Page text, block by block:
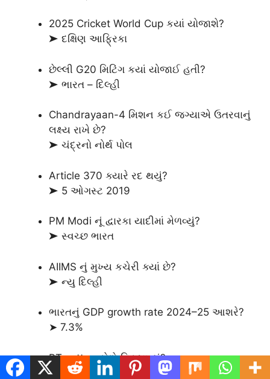
2025 Cricket World Cup કયાં યોજાશે?
➤ દક્ષિણ આફ્રિકા
છેલ્લી G20 મિટિંગ કયાં યોજાઈ હતી?
➤ ભારત – દિલ્હી
Chandrayaan-4 મિશન કઈ જગ્યાએ ઉતરવાનું
લક્ષ્ય રાખે છે?
➤ ચંદ્રનો નોર્થ પોલ
Article 370 ક્યારે રદ થયું?
➤ 5 ઓગસ્ટ 2019
PM Modi નૂં દ્વારકા યાદીમાં મેળવ્યું?
➤ સ્વચ્છ ભારત
AIIMS નું મુખ્ય કચેરી ક્યાં છે?
➤ ન્યુ દિલ્હી
ભારતનું GDP growth rate 2024–25 આશરે?
➤ 7.3%
BT cotton કોણે વિકસાવ્યું?
➤ Monsanto